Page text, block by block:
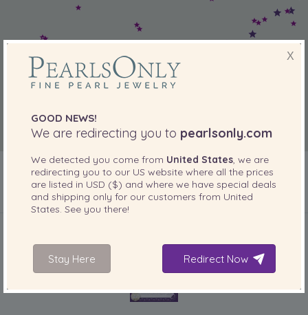
DOŁĄCZONE DO TWOJEGO PRODUKTU
X
GOOD NEWS!
We are redirecting you to pearlsonly.com
We detected you come from United States, we are
redirecting you to our US website where all the prices
are listed in USD ($) and where we have special deals
and shipping only for our customers from United
States. See you there!
Stay Here Redirect Now